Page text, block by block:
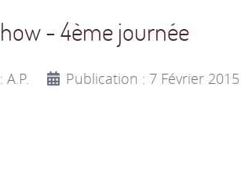
- 4ème journée
A.P. Publication : 7 Février 2015